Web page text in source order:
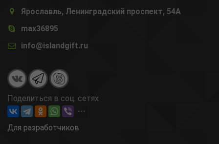
Ярославль, Ленинградский проспект, 54А
max36895
info@islandgift.ru
Поделиться в соц. сетях
Для разработчиков